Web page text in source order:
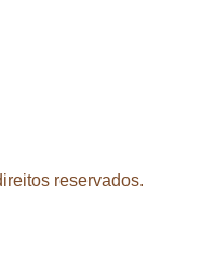
reservados.